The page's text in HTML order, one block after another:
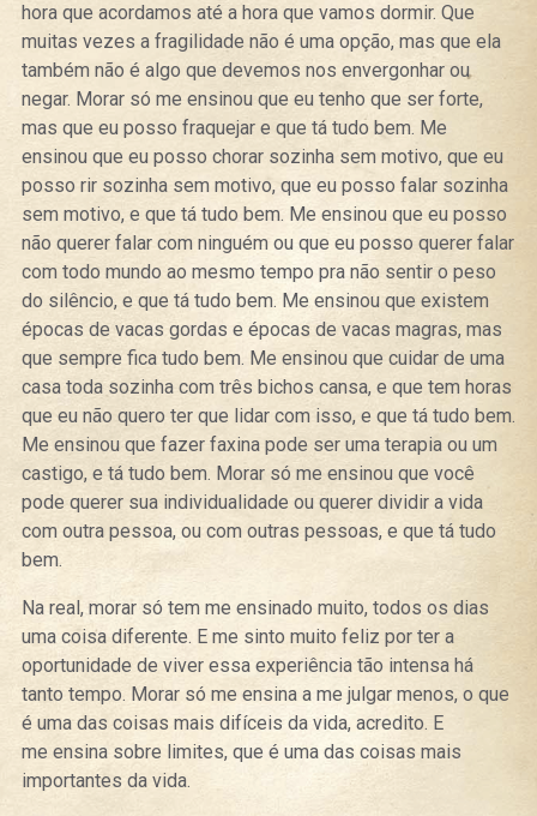
hora que acordamos até a hora que vamos dormir. Que
muitas vezes a fragilidade não é uma opção, mas que ela
também não é algo que devemos nos envergonhar ou
negar. Morar só me ensinou que eu tenho que ser forte,
mas que eu posso fraquejar e que tá tudo bem. Me
ensinou que eu posso chorar sozinha sem motivo, que eu
posso rir sozinha sem motivo, que eu posso falar sozinha
sem motivo, e que tá tudo bem. Me ensinou que eu posso
não querer falar com ninguém ou que eu posso querer falar
com todo mundo ao mesmo tempo pra não sentir o peso
do silêncio, e que tá tudo bem. Me ensinou que existem
épocas de vacas gordas e épocas de vacas magras, mas
que sempre fica tudo bem. Me ensinou que cuidar de uma
casa toda sozinha com três bichos cansa, e que tem horas
que eu não quero ter que lidar com isso, e que tá tudo bem.
Me ensinou que fazer faxina pode ser uma terapia ou um
castigo, e tá tudo bem. Morar só me ensinou que você
pode querer sua individualidade ou querer dividir a vida
com outra pessoa, ou com outras pessoas, e que tá tudo
bem.
Na real, morar só tem me ensinado muito, todos os dias
uma coisa diferente. E me sinto muito feliz por ter a
oportunidade de viver essa experiência tão intensa há
tanto tempo. Morar só me ensina a me julgar menos, o que
é uma das coisas mais difíceis da vida, acredito. E
me ensina sobre limites, que é uma das coisas mais
importantes da vida.